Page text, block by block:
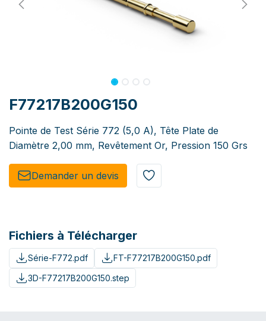
F77217B200G150
Pointe de Test Série 772 (5,0 A), Tête Plate de
Diamètre 2,00 mm, Revêtement Or, Pression 150 Grs
Demander un de​​vis​​
Fichiers à Télécharger
Série-F772.pdf
FT-F77217B200G150.pdf
3D-F77217B200G150.step